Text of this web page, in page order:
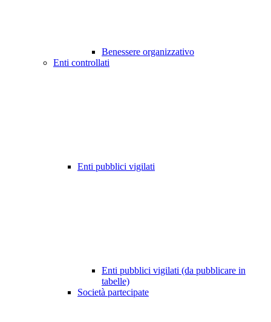
Benessere organizzativo
Enti controllati
Enti pubblici vigilati
Enti pubblici vigilati (da pubblicare in
tabelle)
Società partecipate